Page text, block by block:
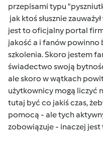
przepisami typu
jak ktoś słusznie
jest to oficjalny portal
jakość a i fanów powinno
szkolenia. Skoro jestem
świadectwo swoją
ale skoro w wątkach
użytkownicy mogą liczyć
tutaj być co jakiś czas,
pomocą - ale tych
zobowiązuje - inaczej